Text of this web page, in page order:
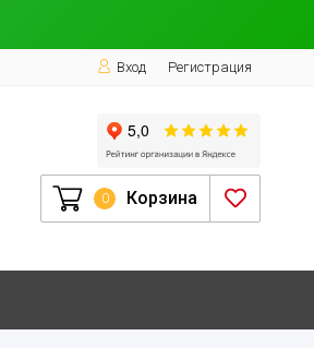
Вход Регистрация
0 Корзина